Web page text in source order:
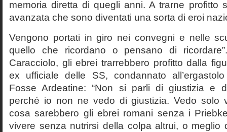
memoria diretta di quegli anni. A trarne profitto
avanzata che sono diventati una sorta di eroi
Vengono portati in giro nei convegni e nelle
quello che ricordano o pensano di
Caracciolo, gli ebrei trarrebbero profitto dalla
ex ufficiale delle SS, condannato
Fosse Ardeatine: “Non si parli di giustizia e
perché io non ne vedo di giustizia. Vedo solo
cosa sarebbero gli ebrei romani senza i
vivere senza nutrirsi della colpa altrui, o meglio